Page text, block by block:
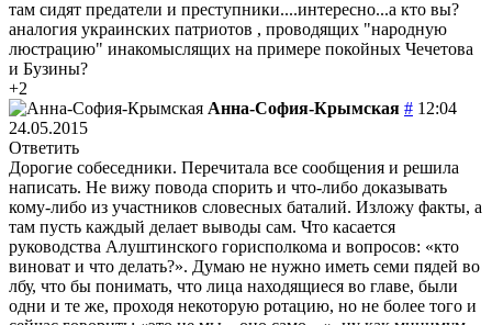
там сидят предатели и преступники....интересно...а кто вы?
аналогия украинских патриотов , проводящих "народную
люстрацию" инакомыслящих на примере покойных Чечетова
и Бузины?
+2
Анна-София-Крымская # 12:04
24.05.2015
Ответить
Дорогие собеседники. Перечитала все сообщения и решила
написать. Не вижу повода спорить и что-либо доказывать
кому-либо из участников словесных баталий. Изложу факты, а
там пусть каждый делает выводы сам. Что касается
руководства Алуштинского горисполкома и вопросов: «кто
виноват и что делать?». Думаю не нужно иметь семи пядей во
лбу, что бы понимать, что лица находящиеся во главе, были
одни и те же, проходя некоторую ротацию, но не более того и